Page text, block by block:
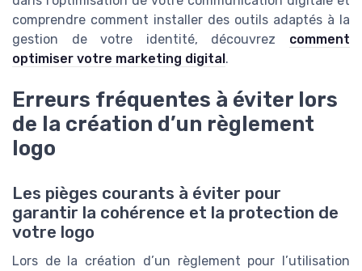
comprendre comment installer des outils adaptés à la
gestion de votre identité, découvrez comment
optimiser votre marketing digital .
Erreurs fréquentes à éviter lors
de la création d’un règlement
logo
Les pièges courants à éviter pour
garantir la cohérence et la protection de
votre logo
Lors de la création d’un règlement pour l’utilisation